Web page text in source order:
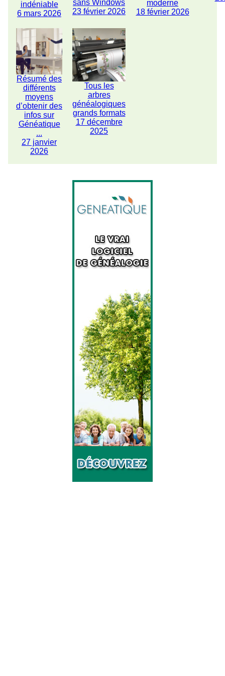
indéniable
6 mars 2026
sans Windows
23 février 2026
moderne
18 février 2026
Résumé des
différents
moyens
d’obtenir des
infos sur
Généatique
...
27 janvier
2026
Tous les
arbres
généalogiques
grands formats
17 décembre
2025